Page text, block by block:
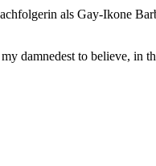
als Gay-Ikone
damnedest to believe, in